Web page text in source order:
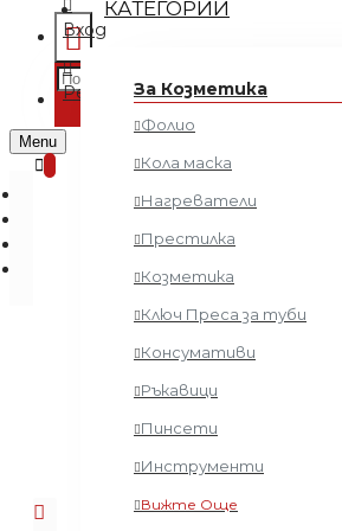
Регистрация
КАТЕГОРИИ
За Козметика
Фолио
Кола маска
Нагреватели
Престилка
Козметика
Ключ Преса за туби
Консумативи
Ръкавици
Пинсети
Инструменти
Вижте Още
0 продукта - € 0.00 (0.00 лв.)
0
Вход
Регистрация
Menu